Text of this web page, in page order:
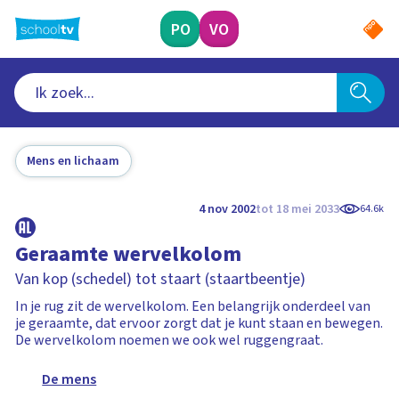
naar
hoofdinhoud
PO VO
Mens en lichaam
4 nov 2002tot 18 mei 2033 64.6k
Geraamte wervelkolom
Van kop (schedel) tot staart (staartbeentje)
In je rug zit de wervelkolom. Een belangrijk onderdeel van
je geraamte, dat ervoor zorgt dat je kunt staan en bewegen.
De wervelkolom noemen we ook wel ruggengraat.
De mens